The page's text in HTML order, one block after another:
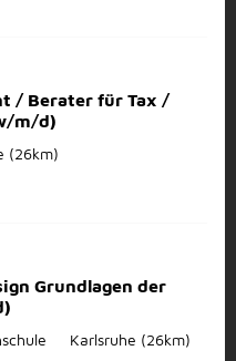
/ Berater für Tax /
m/d)
(26km)
Grundlagen der
Karlsruhe (26km)